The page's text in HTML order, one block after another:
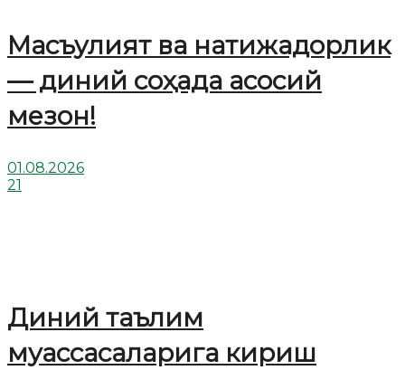
Масъулият ва натижадорлик
— диний соҳада асосий
мезон!
01.08.2026
21
Диний таълим
муассасаларига кириш